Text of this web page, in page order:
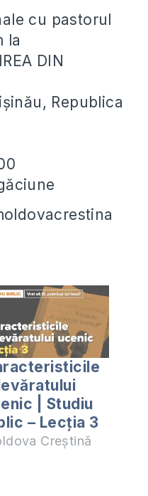
cu pastorul
la
DIN
Republica
| Studiu
– Lecția 3
Creștină